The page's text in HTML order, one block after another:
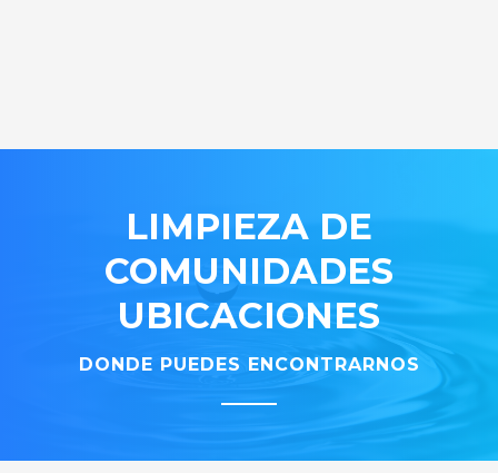
LIMPIEZA DE
COMUNIDADES
UBICACIONES
DONDE PUEDES ENCONTRARNOS